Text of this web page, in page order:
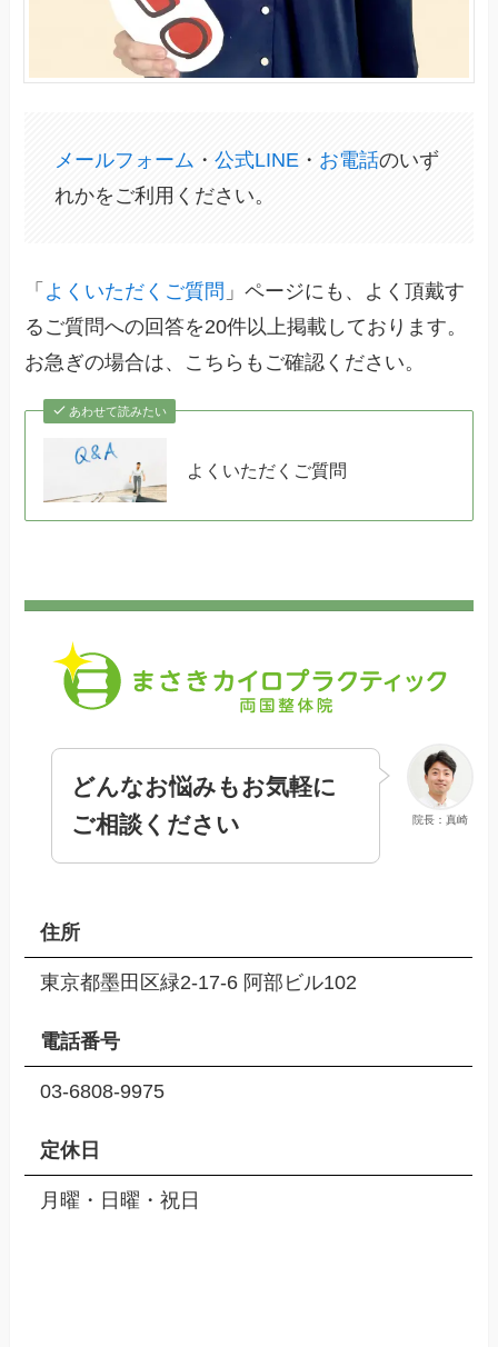
メールフォーム ・公式LINE ・ お電話のいず
れかをご利用ください。
「 よくいただくご質問 」ページにも、よく頂戴す
るご質問への回答を20件以上掲載しております。
お急ぎの場合は、こちらもご確認ください。
あわせて読みたい
よくいただくご質問
院長：真崎
どんなお悩みもお気軽に
ご相談ください
住所
東京都墨田区緑2-17-6 阿部ビル102
電話番号
03-6808-9975
定休日
月曜・日曜・祝日